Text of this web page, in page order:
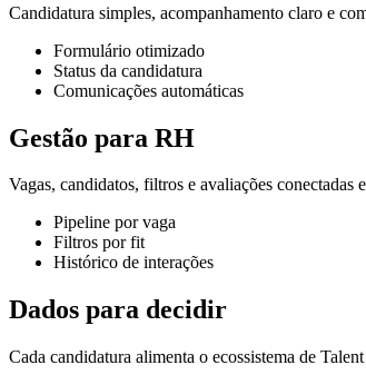
Candidatura simples, acompanhamento claro e
Formulário otimizado
Status da candidatura
Comunicações automáticas
Gestão para RH
Vagas, candidatos, filtros e avaliações conectadas
Pipeline por vaga
Filtros por fit
Histórico de interações
Dados para decidir
Cada candidatura alimenta o ecossistema de